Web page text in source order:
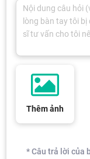
Thêm ảnh
* Câu trả lời của